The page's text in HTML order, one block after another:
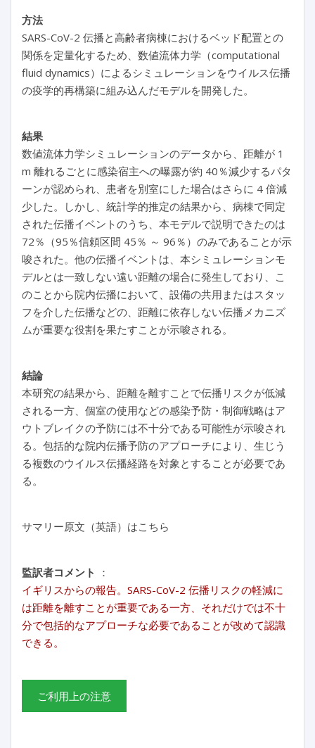
方法
SARS-CoV-2 伝播と高齢者病棟におけるベッド配置との
関係を定量化するため、数値流体力学（computational
fluid dynamics）によるシミュレーションをウイルス伝播
の疫学的再構築に組み込んだモデルを開発した。
結果
数値流体力学シミュレーションのデータから、距離が 1
m 離れるごとに感染宿主への曝露が約 40％減少するパタ
ーンが認められ、患者を別室にした場合はさらに 4 倍減
少した。しかし、統計学的推定の結果から、病棟で同定
された伝播イベントのうち、本モデルで説明できたのは
72％（95％信頼区間 45％ ～ 96％）のみであることが示
唆された。他の伝播イベントは、本シミュレーションモ
デルとは一致しない遠い距離の場合に発生しており、こ
のことから院内伝播において、設備の共用またはスタッ
フを介した伝播などの、距離に依存しない伝播メカニズ
ムが重要な役割を果たすことが示唆される。
結論
本研究の結果から、距離を離すことで伝播リスクが低減
される一方、個室の使用などの感染予防・制御戦略はア
ウトブレイクの予防には不十分である可能性が示唆され
る。包括的な院内伝播予防のアプローチにより、生じう
る複数のウイルス伝播経路を対象とすることが必要であ
る。
サマリー原文（英語）はこちら
監訳者コメント
：
イギリスからの報告。SARS-CoV-2 伝播リスクの軽減に
は距離を離すことが重要である一方、それだけでは不十
分で包括的なアプローチな必要であることが改めて認識
できる。
ご利用上の注意